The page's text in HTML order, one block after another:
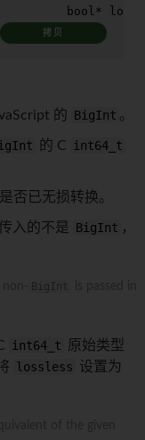
bool*
拷贝
的 BigInt 。
的 C
int64_t
否已无损转换。
入的不是 BigInt ，
int64_t
原始类型
lossless 设置为